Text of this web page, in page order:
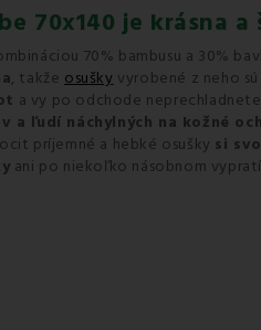
70x140 je krásna a
70% bambusu a 30%
, takžeosuškyvyrobené z neho
a vy po odchode
ľudí náchylných na kožné
príjemné a hebké osušky si
ani po niekoľko násobnom